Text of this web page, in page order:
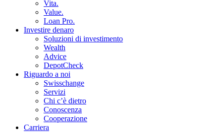
Vita.
Value.
Loan Pro.
Investire denaro
Soluzioni di investimento
Wealth
Advice
DepotCheck
Riguardo a noi
Swisschange
Servizi
Chi c’è dietro
Conoscenza
Cooperazione
Carriera